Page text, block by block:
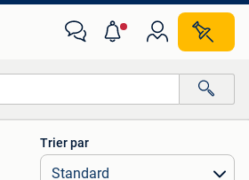
Toutes les distances…
Trier par